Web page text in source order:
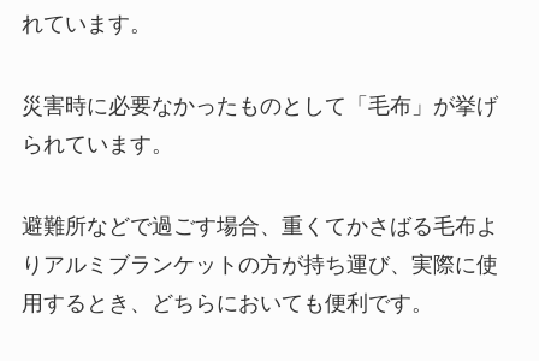
れています。
災害時に必要なかったものとして「毛布」が挙げ
られています。
避難所などで過ごす場合、重くてかさばる毛布よ
りアルミブランケットの方が持ち運び、実際に使
用するとき、どちらにおいても便利です。